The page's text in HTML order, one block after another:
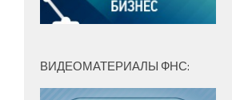
ВИДЕОМАТЕРИАЛЫ ФНС: